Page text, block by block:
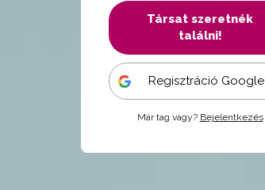
Társat szeretnék
találni!
Regisztráció Google
Már tag vagy? Bejelentkezés